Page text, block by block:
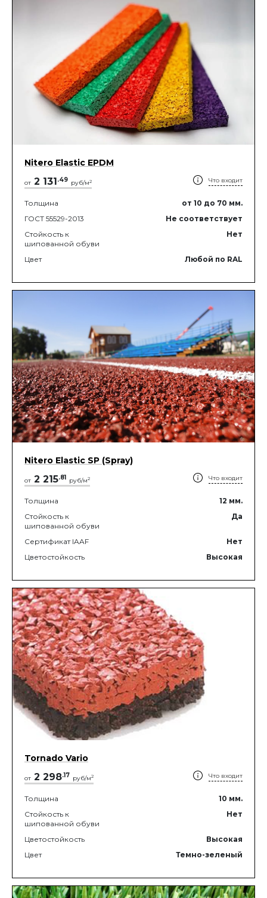
Nitero Elastic EPDM
от 2 131 .49 руб/м2 Что входит
Толщина от 10 до 70 мм.
ГОСТ 55529-2013
Не соответствует
Стойкость к
шипованной обуви
Нет
Цвет Любой по RAL
Nitero Elastic SP (Spray)
от 2 215.81 руб/м2 Что входит
Толщина 12 мм.
Стойкость к
шипованной обуви
Да
Сертификат IAAF
Нет
Цветостойкость
Высокая
Tornado Vario
от 2 298.17 руб/м2 Что входит
Толщина 10 мм.
Стойкость к
шипованной обуви
Нет
Цветостойкость
Высокая
Цвет
Темно-зеленый